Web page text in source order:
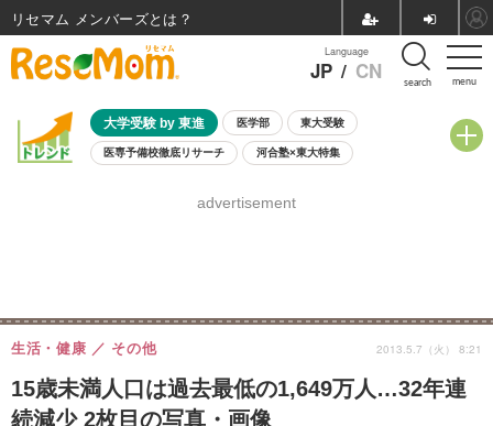
menu
Language
JP / CN search
大学受験 by 東進 医学部 東大受験
医専予備校徹底リサーチ 河合塾×東大特集
8月開催学校説明会・相談会
advertisement
15歳未満人口は過去最低の1,649万人…32年連
続減少 2枚目の写真・画像
生活・健康 その他 2013.5.7（火） 8:21
リセマム メンバーズ